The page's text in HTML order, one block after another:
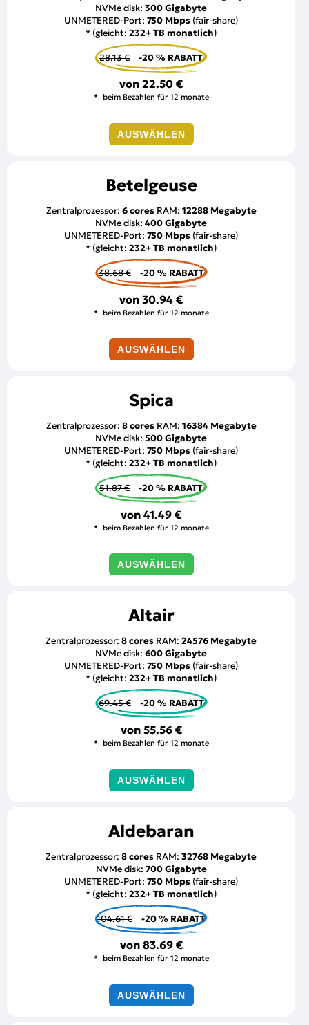
NVMe disk: 300 Gigabyte
UNMETERED-Port: 750 Mbps (fair-share)
* (gleicht: 232+ TB monatlich)
28.13 € -20 % RABATT
von 22.50 €
beim Bezahlen für 12 monate
AUSWÄHLEN
Betelgeuse
Zentralprozessor: 6 coresRAM: 12288 Megabyte
NVMe disk: 400 Gigabyte
UNMETERED-Port: 750 Mbps (fair-share)
* (gleicht: 232+ TB monatlich)
38.68 € -20 % RABATT
von 30.94 €
beim Bezahlen für 12 monate
AUSWÄHLEN
Spica
Zentralprozessor: 8 coresRAM: 16384 Megabyte
NVMe disk: 500 Gigabyte
UNMETERED-Port: 750 Mbps (fair-share)
* (gleicht: 232+ TB monatlich)
51.87 € -20 % RABATT
von 41.49 €
beim Bezahlen für 12 monate
AUSWÄHLEN
Altair
Zentralprozessor: 8 cores RAM: 24576 Megabyte
NVMe disk: 600 Gigabyte
UNMETERED-Port: 750 Mbps (fair-share)
* (gleicht: 232+ TB monatlich)
69.45 € -20 % RABATT
von 55.56 €
beim Bezahlen für 12 monate
AUSWÄHLEN
Aldebaran
Zentralprozessor: 8 cores RAM: 32768 Megabyte
NVMe disk: 700 Gigabyte
UNMETERED-Port: 750 Mbps (fair-share)
* (gleicht: 232+ TB monatlich)
104.61 € -20 % RABATT
von 83.69 €
beim Bezahlen für 12 monate
AUSWÄHLEN